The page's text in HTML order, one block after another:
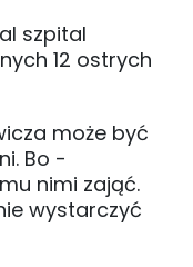
szpital
12 ostrych
może być
Bo -
nimi zająć.
wystarczyć